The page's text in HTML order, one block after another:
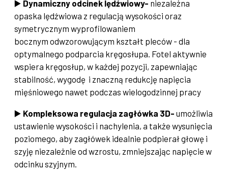
▶️ Dynamiczny odcinek lędźwiowy- niezależna
opaska lędźwiowa z regulacją wysokości oraz
symetrycznym wyprofilowaniem
bocznym odwzorowującym kształt pleców - dla
optymalnego podparcia kręgosłupa. Fotel aktywnie
wspiera kręgosłup, w każdej pozycji, zapewniając
stabilność, wygodę i znaczną redukcję napięcia
mięśniowego nawet podczas wielogodzinnej pracy
▶️ Kompleksowa regulacja zagłówka 3D- umożliwia
ustawienie wysokości i nachylenia, a także wysunięcia
poziomego, aby zagłówek idealnie podpierał głowę i
szyję niezależnie od wzrostu, zmniejszając napięcie w
odcinku szyjnym.